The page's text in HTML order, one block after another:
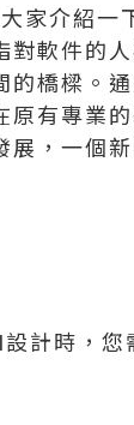
家介紹
對軟件的
的橋樑。
原有專業
展，一個
計時，您